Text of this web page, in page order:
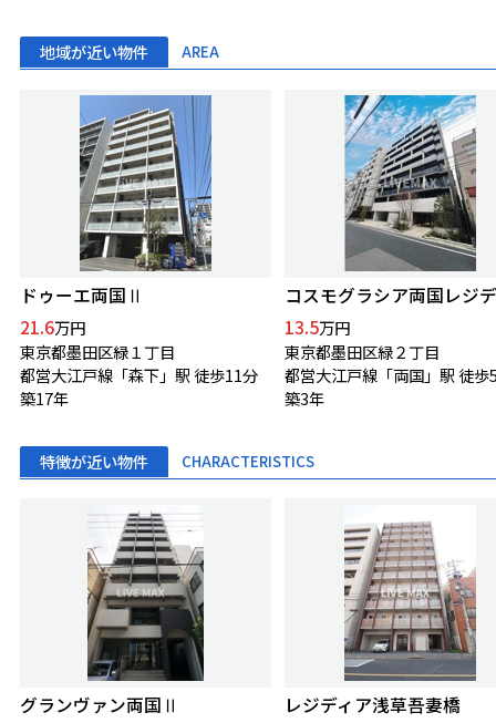
地域が近い物件 AREA
ドゥーエ両国Ⅱ
21.6万円
東京都墨田区緑１丁目
都営大江戸線「森下」駅 徒歩11分
築17年
コスモグラシア両国レジ
13.5万円
東京都墨田区緑２丁目
都営大江戸線「両国」駅 徒歩
築3年
特徴が近い物件 CHARACTERISTICS
グランヴァン両国Ⅱ
レジディア浅草吾妻橋